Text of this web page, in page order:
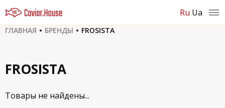
ru ua
ГЛАВНАЯ БРЕНДЫ FROSISTA
FROSISTA
Товары не найдены...